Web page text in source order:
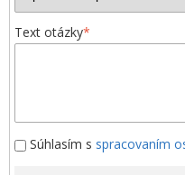
Text otázky*
Súhlasím s spracovaním